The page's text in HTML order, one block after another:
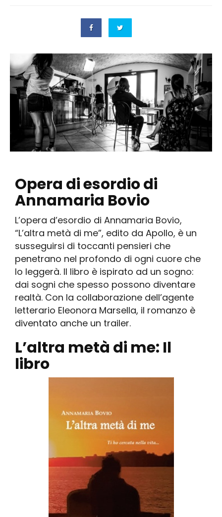
Opera di esordio di
Annamaria Bovio
L’opera d’esordio di Annamaria Bovio,
“L’altra metà di me”, edito da Apollo, è un
susseguirsi di toccanti pensieri che
penetrano nel profondo di ogni cuore che
lo leggerà. Il libro è ispirato ad un sogno:
dai sogni che spesso possono diventare
realtà. Con la collaborazione dell’agente
letterario Eleonora Marsella, il romanzo è
diventato anche un trailer.
L’altra metà di me: Il
libro